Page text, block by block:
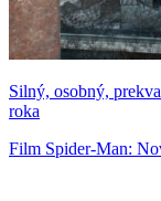
Silný, osobný,
roka
Film Spider-Man: